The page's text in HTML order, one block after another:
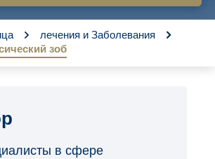
лечения и Заболевания
зоб
в сфере